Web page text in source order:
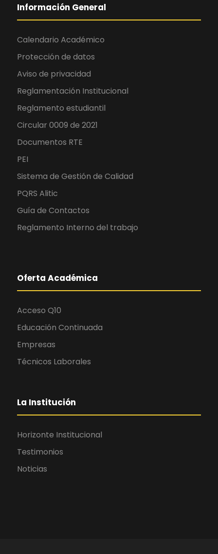
Información General
Calendario Académico
Protección de datos
Aviso de privacidad
Reglamentación Institucional
Reglamento estudiantil
Circular 0009 de 2021
Documentos RTE
PEI
Sistema de Gestión de Calidad
PQRS Alitic
Guía de Contactos
Reglamento Interno del trabajo
Oferta Académica
Acceso Q10
Educación Continuada
Empresas
Técnicos Laborales
La Institución
Horizonte Institucional
Testimonios
Noticias